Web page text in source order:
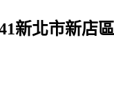
新北市新店